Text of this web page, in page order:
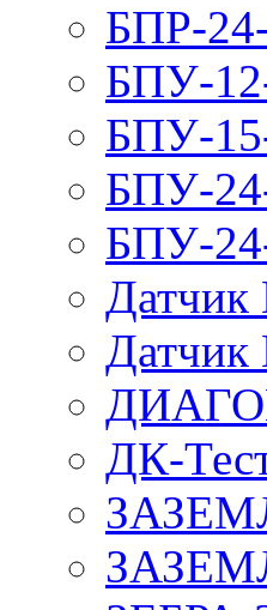
БПР-
БПУ-
БПУ-
БПУ-
БПУ-
ДК-